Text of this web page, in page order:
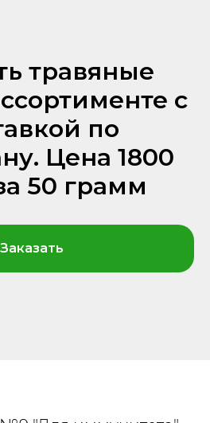
травяные
с
по
Цена 1800
50 грамм
Заказать